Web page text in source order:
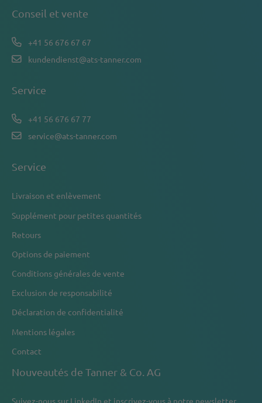
Conseil et vente
+41 56 676 67 67
kundendienst@ats-tanner.com
Service
+41 56 676 67 77
service@ats-tanner.com
Service
Livraison et enlèvement
Supplément pour petites quantités
Retours
Options de paiement
Conditions générales de vente
Exclusion de responsabilité
Déclaration de confidentialité
Mentions légales
Contact
Nouveautés de Tanner & Co. AG
Suivez-nous sur LinkedIn et inscrivez-vous à notre newsletter.